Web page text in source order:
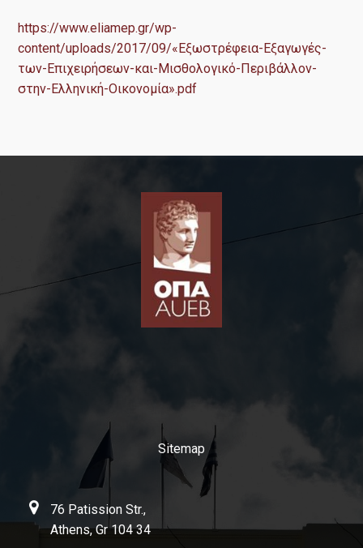
https://www.eliamep.gr/wp-
content/uploads/2017/09/«Εξωστρέφεια-Εξαγωγές-
των-Επιχειρήσεων-και-Μισθολογικό-Περιβάλλον-
στην-Ελληνική-Οικονομία».pdf
Sitemap
76 Patission Str.,
Athens, Gr 104 34